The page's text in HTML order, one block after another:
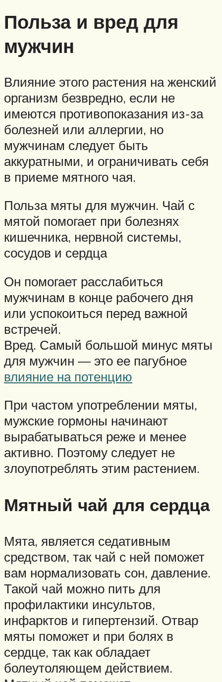
Польза и вред для
мужчин
Влияние этого растения на женский
организм безвредно, если не
имеются противопоказания из-за
болезней или аллергии, но
мужчинам следует быть
аккуратными, и ограничивать себя
в приеме мятного чая.
Польза мяты для мужчин. Чай с
мятой помогает при болезнях
кишечника, нервной системы,
сосудов и сердца
Он помогает расслабиться
мужчинам в конце рабочего дня
или успокоиться перед важной
встречей.
Вред. Самый большой минус мяты
для мужчин — это ее пагубное
влияние на потенцию
При частом употреблении мяты,
мужские гормоны начинают
вырабатываться реже и менее
активно. Поэтому следует не
злоупотреблять этим растением.
Мятный чай для сердца
Мята, является седативным
средством, так чай с ней поможет
вам нормализовать сон, давление.
Такой чай можно пить для
профилактики инсультов,
инфарктов и гипертензий. Отвар
мяты поможет и при болях в
сердце, так как обладает
болеутоляющем действием.